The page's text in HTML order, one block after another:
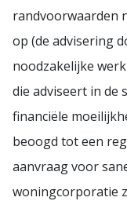
randvoorwaarden
op (de advisering
noodzakelijke
die adviseert in de
financiële
beoogd tot een
aanvraag voor
woningcorporatie